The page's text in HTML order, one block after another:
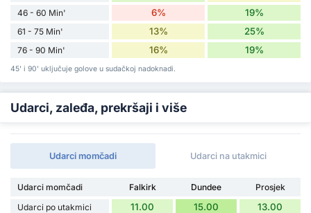
46 - 60 Min' 6% 19%
61 - 75 Min' 13% 25%
76 - 90 Min' 16% 19%
45' i 90' uključuje golove u sudačkoj nadoknadi.
Udarci, zaleđa, prekršaji i više
Udarci momčadi Udarci na utakmici
Udarci momčadi Falkirk Dundee
Prosjek
Udarci po utakmici
11.00 15.00 13.00